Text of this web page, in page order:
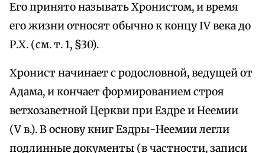
Его принято называть Хронистом, и время
его жизни относят обычно к концу IV века до
Р.Х. (см. т. 1, §30).
Хронист начинает с родословной, ведущей от
Адама, и кончает формированием строя
ветхозаветной Церкви при Ездре и Неемии
(V в.). В основу книг Ездры-Неемии легли
подлинные документы (в частности, записи